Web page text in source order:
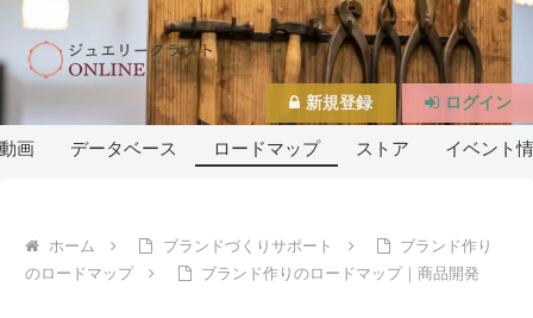
動画 データベース ロードマップ ストア イベント
ホーム ブランドづくりサポート
ブランド作り
のロードマップ
ブランド作りのロードマップ｜商品開発
新規登録 ログイン